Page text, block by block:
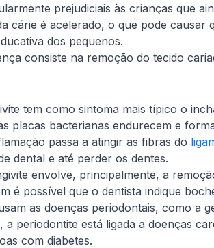
prejudiciais às crianças que
cárie é acelerado, o que pode
dos pequenos.
consiste na remoção do tecido
tem como sintoma mais típico o
placas bacterianas endurecem e
passa a atingir as fibras do
dental e até perder os dentes.
envolve, principalmente, a
é possível que o dentista indique
as doenças periodontais, como a
periodontite está ligada a doenças
com diabetes.